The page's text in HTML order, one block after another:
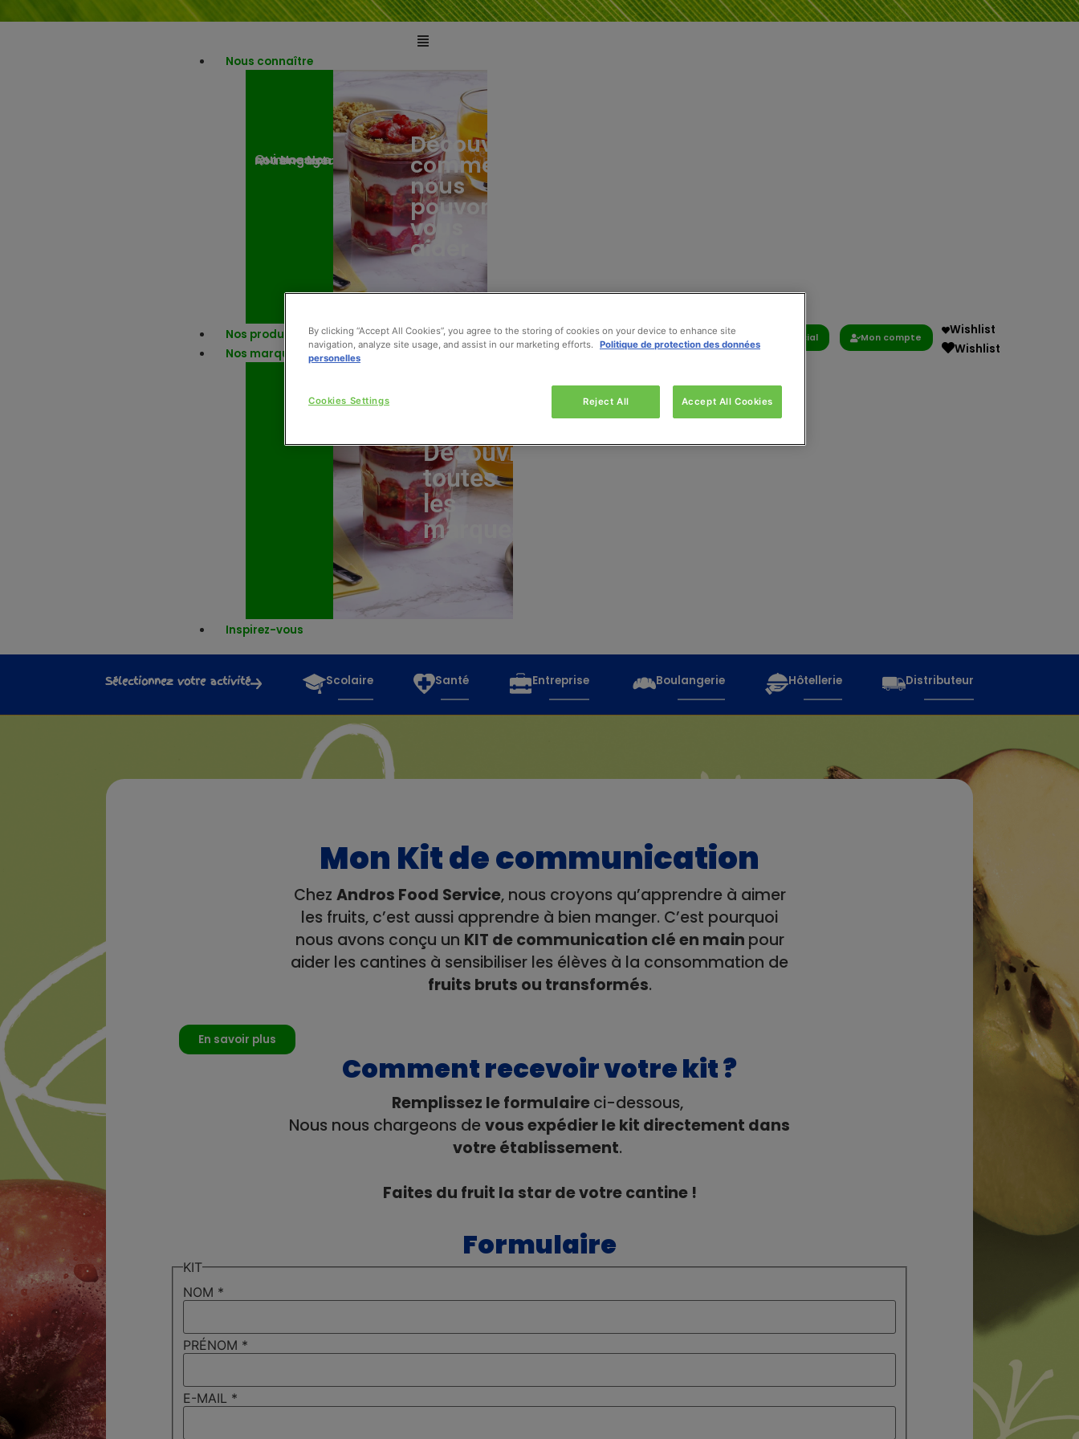
Nous connaître
Qui sommes-nous ? Nos engagements
Nos actualités
Découvrez
comment
nous
pouvons
vous
aider
Nos produits
Nos marques
Découvrez
toutes
les
marques
Inspirez-vous
Commercial Mon compte
Wishlist
Wishlist
Sélectionnez votre activité Scolaire Santé Entreprise Boulangerie Hôtellerie Distributeur
Mon Kit de communication
Chez Andros Food Service, nous croyons qu’apprendre à aimer
les fruits, c’est aussi apprendre à bien manger. C’est pourquoi
nous avons conçu un KIT de communication clé en main pour
aider les cantines à sensibiliser les élèves à la consommation de
fruits bruts ou transformés.
En savoir plus
Comment recevoir votre kit ?
Remplissez le formulaireci-dessous,
Nous nous chargeons de vous expédier le kit directement dans
votre établissement.
Faites du fruit la star de votre cantine !
Formulaire
KIT
NOM *
PRÉNOM *
E-MAIL *
By clicking “Accept All Cookies”, you agree to the storing of cookies on your device to enhance site
navigation, analyze site usage, and assist in our marketing efforts.
Politique de protection des données
personelles
Reject All Accept All Cookies
Cookies Settings